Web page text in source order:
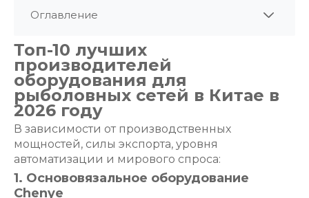
Оглавление
Топ-10 лучших
производителей
оборудования для
рыболовных сетей в Китае в
2026 году
В зависимости от производственных
мощностей, силы экспорта, уровня
автоматизации и мирового спроса:
1. Основовязальное оборудование
Chenye